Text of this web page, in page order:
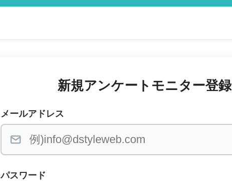
新規アンケートモニター登録
メールアドレス
パスワード